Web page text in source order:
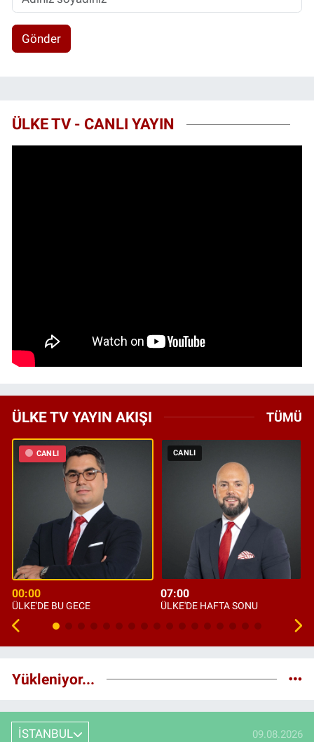
Gönder
ÜLKE TV - CANLI YAYIN
ÜLKE TV YAYIN AKIŞI TÜMÜ
CANLI
00:00
ÜLKE'DE BU GECE
CANLI
07:00
ÜLKE'DE HAFTA SONU
Yükleniyor...
İSTANBUL 09.08.2026